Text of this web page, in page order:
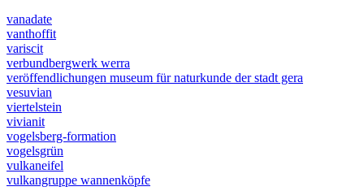
vanadate
vanthoffit
variscit
verbundbergwerk werra
veröffendlichungen museum für naturkunde der stadt gera
vesuvian
viertelstein
vivianit
vogelsberg-formation
vogelsgrün
vulkaneifel
vulkangruppe wannenköpfe